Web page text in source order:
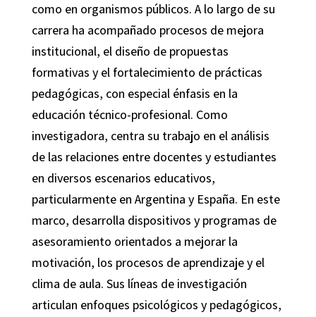
como en organismos públicos. A lo largo de su
carrera ha acompañado procesos de mejora
institucional, el diseño de propuestas
formativas y el fortalecimiento de prácticas
pedagógicas, con especial énfasis en la
educación técnico-profesional. Como
investigadora, centra su trabajo en el análisis
de las relaciones entre docentes y estudiantes
en diversos escenarios educativos,
particularmente en Argentina y España. En este
marco, desarrolla dispositivos y programas de
asesoramiento orientados a mejorar la
motivación, los procesos de aprendizaje y el
clima de aula. Sus líneas de investigación
articulan enfoques psicológicos y pedagógicos,